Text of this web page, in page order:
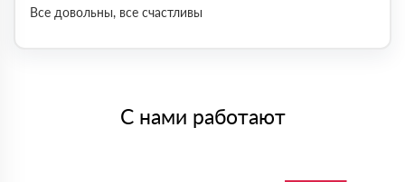
Все довольны, все счастливы
С нами работают